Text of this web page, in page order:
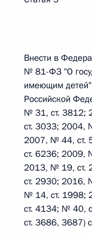
Внести в
№ 81-ФЗ "О
имеющим детей"
Российской
№ 31, ст. 3812;
ст. 3033; 2004,
2007, № 44, ст.
ст. 6236; 2009,
2013, № 19, ст.
ст. 2930; 2016,
№ 14, ст. 1998;
ст. 4134; № 40,
ст. 3686, 3687)